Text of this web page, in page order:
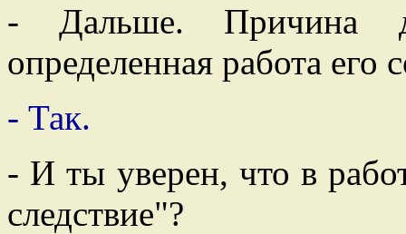
- Дальше. Причина
определенная работа его
- Так.
- И ты уверен, что в
следствие"?